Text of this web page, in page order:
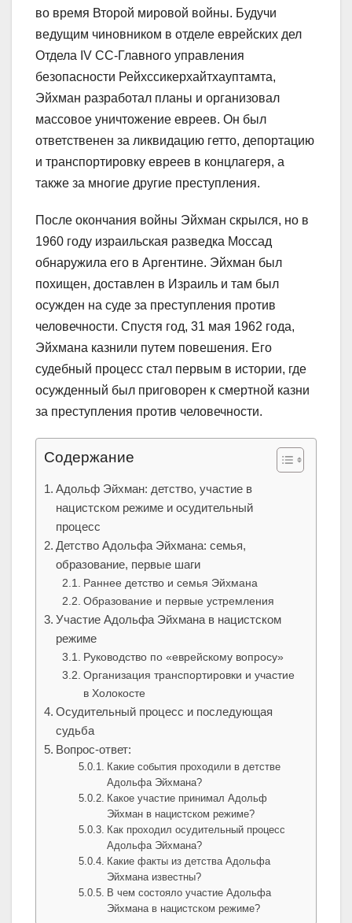
во время Второй мировой войны. Будучи
ведущим чиновником в отделе еврейских дел
Отдела IV СС-Главного управления
безопасности Рейхссикерхайтхауптамта,
Эйхман разработал планы и организовал
массовое уничтожение евреев. Он был
ответственен за ликвидацию гетто, депортацию
и транспортировку евреев в концлагеря, а
также за многие другие преступления.
После окончания войны Эйхман скрылся, но в
1960 году израильская разведка Моссад
обнаружила его в Аргентине. Эйхман был
похищен, доставлен в Израиль и там был
осужден на суде за преступления против
человечности. Спустя год, 31 мая 1962 года,
Эйхмана казнили путем повешения. Его
судебный процесс стал первым в истории, где
осужденный был приговорен к смертной казни
за преступления против человечности.
Содержание
Адольф Эйхман: детство, участие в
нацистском режиме и осудительный
процесс
Детство Адольфа Эйхмана: семья,
образование, первые шаги
Раннее детство и семья Эйхмана
Образование и первые устремления
Участие Адольфа Эйхмана в нацистском
режиме
Руководство по «еврейскому вопросу»
Организация транспортировки и участие
в Холокосте
Осудительный процесс и последующая
судьба
Вопрос-ответ:
Какие события проходили в детстве
Адольфа Эйхмана?
Какое участие принимал Адольф
Эйхман в нацистском режиме?
Как проходил осудительный процесс
Адольфа Эйхмана?
Какие факты из детства Адольфа
Эйхмана известны?
В чем состояло участие Адольфа
Эйхмана в нацистском режиме?